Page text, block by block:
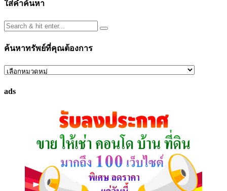
ใส่คำค้นหา
ค้นหาทรัพย์ที่คุณต้องการ
ค้นหา
ที่
ads